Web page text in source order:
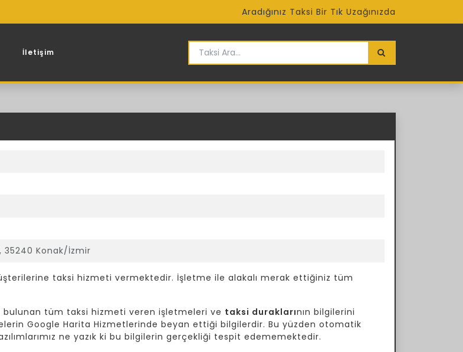
Aradığınız Taksi Bir Tık Uzağınızda
İletişim
35240 Konak/İzmir
taksi hizmeti vermektedir. İşletme ile alakalı merak ettiğiniz tüm
bulunan tüm taksi hizmeti veren işletmeleri ve taksi duraklarının bilgilerini
Google Harita Hizmetlerinde beyan ettiği bilgilerdir. Bu yüzden otomatik
ne yazık ki bu bilgilerin gerçekliği tespit edememektedir.